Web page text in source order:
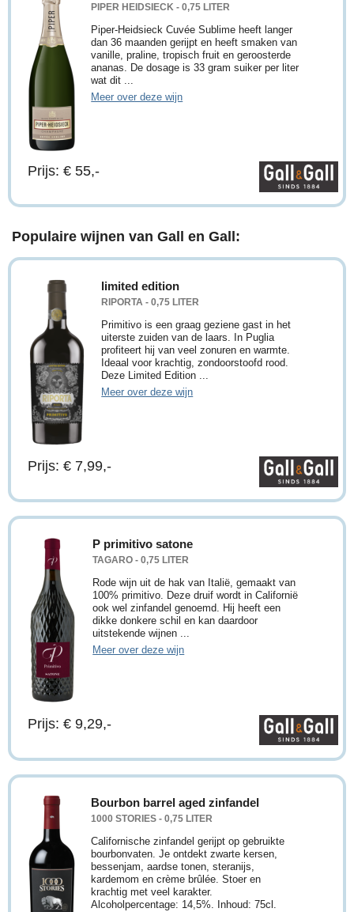
PIPER HEIDSIECK - 0,75 LITER
Piper-Heidsieck Cuvée Sublime heeft langer
dan 36 maanden gerijpt en heeft smaken van
vanille, praline, tropisch fruit en geroosterde
ananas. De dosage is 33 gram suiker per liter
wat dit ...
Meer over deze wijn
Prijs: € 55,-
Populaire wijnen van Gall en Gall:
limited edition
RIPORTA - 0,75 LITER
Primitivo is een graag geziene gast in het
uiterste zuiden van de laars. In Puglia
profiteert hij van veel zonuren en warmte.
Ideaal voor krachtig, zondoorstoofd rood.
Deze Limited Edition ...
Meer over deze wijn
Prijs: € 7,99,-
P primitivo satone
TAGARO - 0,75 LITER
Rode wijn uit de hak van Italië, gemaakt van
100% primitivo. Deze druif wordt in Californië
ook wel zinfandel genoemd. Hij heeft een
dikke donkere schil en kan daardoor
uitstekende wijnen ...
Meer over deze wijn
Prijs: € 9,29,-
Bourbon barrel aged zinfandel
1000 STORIES - 0,75 LITER
Californische zinfandel gerijpt op gebruikte
bourbonvaten. Je ontdekt zwarte kersen,
bessenjam, aardse tonen, steranijs,
kardemom en crème brûlée. Stoer en
krachtig met veel karakter.
Alcoholpercentage: 14,5%. Inhoud: 75cl.